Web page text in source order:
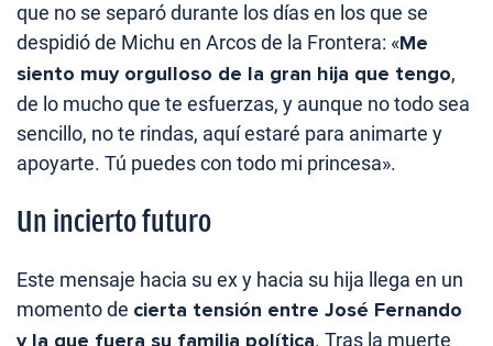
que no se separó durante los días en los que se
despidió de Michu en Arcos de la Frontera: «Me
siento muy orgulloso de la gran hija que tengo,
de lo mucho que te esfuerzas, y aunque no todo sea
sencillo, no te rindas, aquí estaré para animarte y
apoyarte. Tú puedes con todo mi princesa».
Un incierto futuro
Este mensaje hacia su ex y hacia su hija llega en un
momento de cierta tensión entre José Fernando
y la que fuera su familia política. Tras la muerte